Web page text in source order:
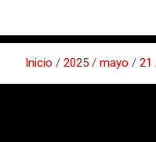
Inicio 2025 mayo 21